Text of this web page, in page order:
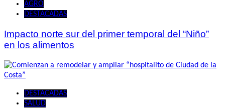
AGRO
DESTACADAS
Impacto norte sur del primer temporal del “Niño”
en los alimentos
DESTACADAS
SALUD